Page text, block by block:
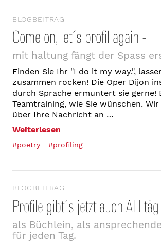
BLOGBEITRAG
Come on, let´s profil again -
mit haltung fängt der Spass
Finden Sie Ihr "I do it my way.",
zusammen rocken! Die Oper Dijon
durch Sprache ermuntert sie gerne!
Teamtraining, wie Sie wünschen.
über Ihre Nachricht an …
Weiterlesen
#poetry #profiling
BLOGBEITRAG
Profile gibt´s jetzt auch
als Büchlein, als
für jeden Tag.